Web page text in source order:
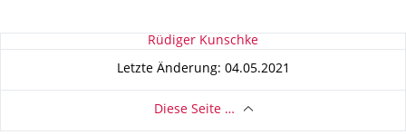
Zu dieser Seite Rüdiger Kunschke
Letzte Änderung: 04.05.2021
Diese Seite …